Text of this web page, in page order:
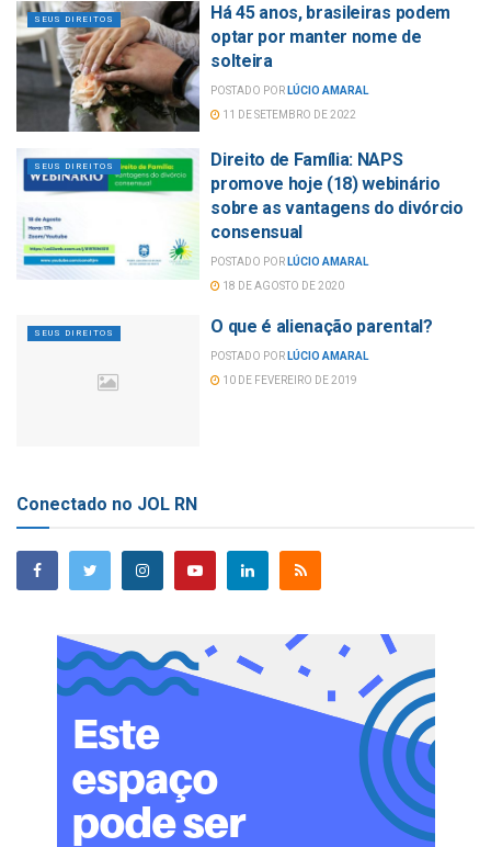
SEUS DIREITOS
Há 45 anos, brasileiras podem
optar por manter nome de
solteira
POSTADO POR LÚCIO AMARAL
11 DE SETEMBRO DE 2022
SEUS DIREITOS
Direito de Família: NAPS
promove hoje (18) webinário
sobre as vantagens do divórcio
consensual
POSTADO POR LÚCIO AMARAL
18 DE AGOSTO DE 2020
SEUS DIREITOS O que é alienação parental?
POSTADO POR LÚCIO AMARAL
10 DE FEVEREIRO DE 2019
Conectado no JOL RN